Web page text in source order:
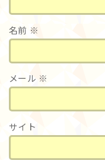
名前 ※
メール ※
サイト